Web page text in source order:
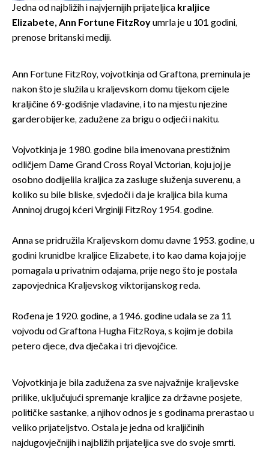
Jedna od najbližih i najvjernijih prijateljica kraljice
Elizabete, Ann Fortune FitzRoyumrla je u 101. godini,
prenose britanski mediji.
Ann Fortune FitzRoy, vojvotkinja od Graftona, preminula je
nakon što je služila u kraljevskom domu tijekom cijele
kraljičine 69-godišnje vladavine, i to na mjestu njezine
garderobijerke, zadužene za brigu o odjeći i nakitu.
Vojvotkinja je 1980. godine bila imenovana prestižnim
odličjem Dame Grand Cross Royal Victorian, koju joj je
osobno dodijelila kraljica za zasluge služenja suverenu, a
koliko su bile bliske, svjedoči i da je kraljica bila kuma
Anninoj drugoj kćeri Virginiji FitzRoy 1954. godine.
Anna se pridružila Kraljevskom domu davne 1953. godine, u
godini krunidbe kraljice Elizabete, i to kao dama koja joj je
pomagala u privatnim odajama, prije nego što je postala
zapovjednica Kraljevskog viktorijanskog reda.
Rođena je 1920. godine, a 1946. godine udala se za 11.
vojvodu od Graftona Hugha FitzRoya, s kojim je dobila
petero djece, dva dječaka i tri djevojčice.
Vojvotkinja je bila zadužena za sve najvažnije kraljevske
prilike, uključujući spremanje kraljice za državne posjete,
političke sastanke, a njihov odnos je s godinama prerastao u
veliko prijateljstvo. Ostala je jedna od kraljičinih
najdugovječnijih i najbližih prijateljica sve do svoje smrti.